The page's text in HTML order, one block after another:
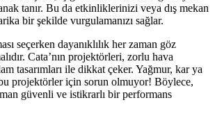
tanır. Bu da etkinliklerinizi veya dış mekan
bir şekilde vurgulamanızı sağlar.
seçerken dayanıklılık her zaman göz
Cata’nın projektörleri, zorlu hava
tasarımları ile dikkat çeker. Yağmur, kar ya
projektörler için sorun olmuyor! Böylece,
güvenli ve istikrarlı bir performans